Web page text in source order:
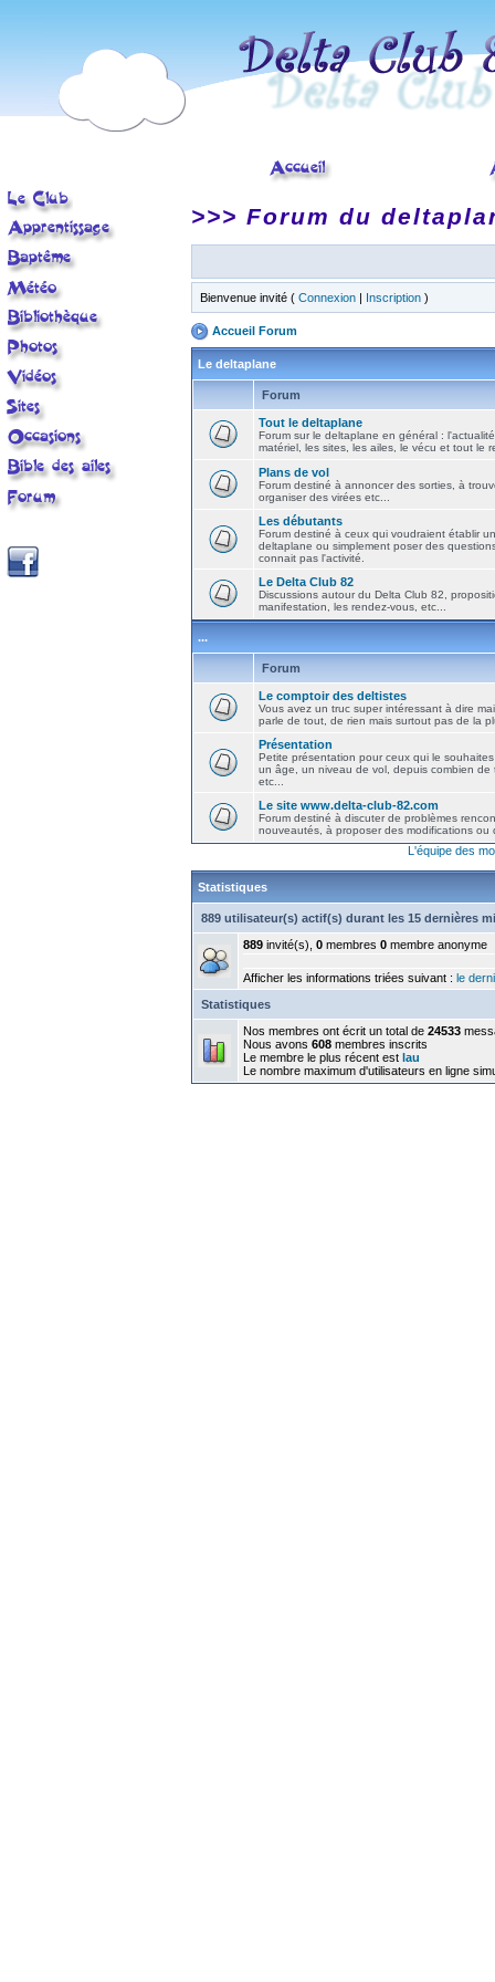
>>> Forum du
Bienvenue invité ( Connexion | Inscription )
Accueil Forum
Le deltaplane
Forum
Tout le deltaplane
Forum sur le deltaplane en général :
matériel, les sites, les ailes, le vécu et tout le
Plans de vol
Forum destiné à annoncer des sorties, à
organiser des virées etc...
Les débutants
Forum destiné à ceux qui voudraient établir
deltaplane ou simplement poser des
connait pas l'activité.
Le Delta Club 82
Discussions autour du Delta Club 82,
manifestation, les rendez-vous, etc...
...
Forum
Le comptoir des deltistes
Vous avez un truc super intéressant à dire
parle de tout, de rien mais surtout pas de la
Présentation
Petite présentation pour ceux qui le
un âge, un niveau de vol, depuis combien de
etc...
Le site www.delta-club-82.com
Forum destiné à discuter de problèmes
nouveautés, à proposer des modifications ou
L'équipe des
Statistiques
889 utilisateur(s) actif(s) durant les 15 dernières
889 invité(s), 0 membres 0 membre anonyme
Afficher les informations triées suivant : le
Statistiques
Nos membres ont écrit un total de 24533
Nous avons 608 membres inscrits
Le membre le plus récent est lau
Le nombre maximum d'utilisateurs en ligne